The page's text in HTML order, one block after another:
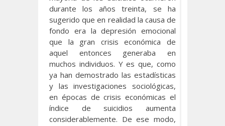
durante los años treinta, se ha
sugerido que en realidad la causa de
fondo era la depresión emocional
que la gran crisis económica de
aquel entonces generaba en
muchos individuos. Y es que, como
ya han demostrado las estadísticas
y las investigaciones sociológicas,
en épocas de crisis económicas el
índice de suicidios aumenta
considerablemente. De ese modo,